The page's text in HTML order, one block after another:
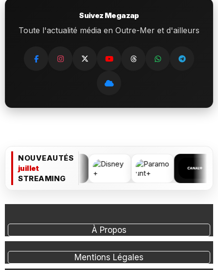
Suivez Megazap
Toute l'actualité média en Outre-Mer et d'ailleurs
NOUVEAUTÉS
juillet
STREAMING
À Propos
Mentions Légales